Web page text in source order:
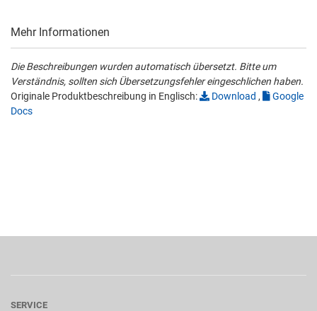
Mehr Informationen
Die Beschreibungen wurden automatisch übersetzt. Bitte um
Verständnis, sollten sich Übersetzungsfehler eingeschlichen haben.
Originale Produktbeschreibung in Englisch:
Download ,
Google
Docs
SERVICE